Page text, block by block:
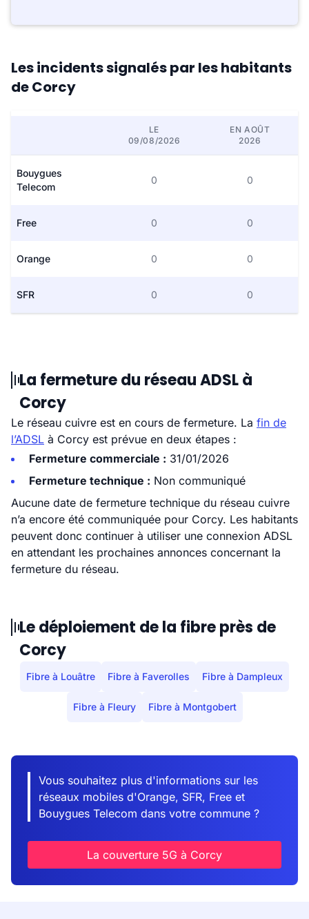
Les incidents signalés par les habitants
de Corcy
LE
09/08/2026
EN AOÛT
2026
Bouygues
Telecom
0 0
Free 0 0
Orange 0 0
SFR 0 0
La fermeture du réseau ADSL à
Corcy
Le réseau cuivre est en cours de fermeture. La fin de
l’ADSL à Corcy est prévue en deux étapes :
Fermeture commerciale : 31/01/2026
Fermeture technique : Non communiqué
Aucune date de fermeture technique du réseau cuivre
n’a encore été communiquée pour Corcy. Les habitants
peuvent donc continuer à utiliser une connexion ADSL
en attendant les prochaines annonces concernant la
fermeture du réseau.
Le déploiement de la fibre près de
Corcy
Fibre à Louâtre Fibre à Faverolles Fibre à Dampleux
Fibre à Fleury Fibre à Montgobert
Vous souhaitez plus d'informations sur les
réseaux mobiles d'Orange, SFR, Free et
Bouygues Telecom dans votre commune ?
La couverture 5G à Corcy